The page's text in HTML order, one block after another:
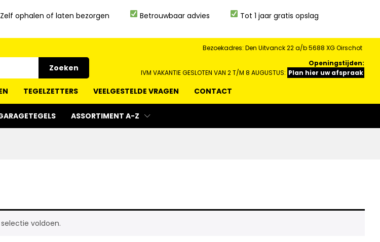
Zelf ophalen of laten bezorgen Betrouwbaar advies
Tot 1 jaar gratis opslag
Bezoekadres: Den Uitvanck 22 a/b 5688 XG Oirschot
Zoeken
Openingstijden:
IVM VAKANTIE GESLOTEN VAN 2 T/M 8 AUGUSTUS: Plan hier uw afspraak
TEGELZETTERS VEELGESTELDE VRAGEN CONTACT
ASSORTIMENT A-Z
voldoen.